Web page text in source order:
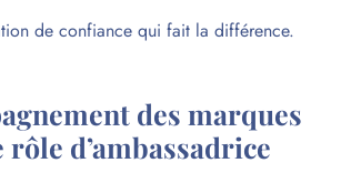
de confiance qui fait la différence.
des marques
rôle d’ambassadrice